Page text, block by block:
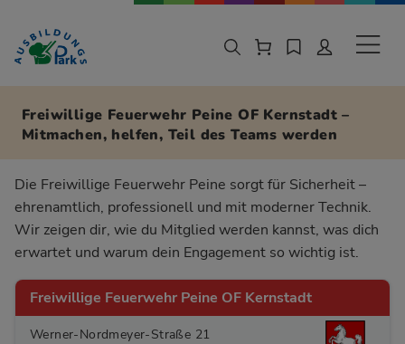
Zur Navigation springen
Zu den Hauptinhalten springen
Freiwillige Feuerwehr Peine OF Kernstadt –
Mitmachen, helfen, Teil des Teams werden
Die Freiwillige Feuerwehr Peine sorgt für Sicherheit –
ehrenamtlich, professionell und mit moderner Technik.
Wir zeigen dir, wie du Mitglied werden kannst, was dich
erwartet und warum dein Engagement so wichtig ist.
Freiwillige Feuerwehr Peine OF Kernstadt
Werner-Nordmeyer-Straße 21